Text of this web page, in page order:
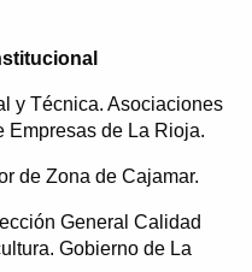
y Técnica. Asociaciones
Empresas de La Rioja.
de Zona de Cajamar.
General Calidad
Gobierno de La